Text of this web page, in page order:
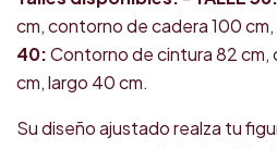
cm, contorno de cadera 100
40:Contorno de cintura 82 cm,
cm, largo 40 cm.
Su diseño ajustado realza tu